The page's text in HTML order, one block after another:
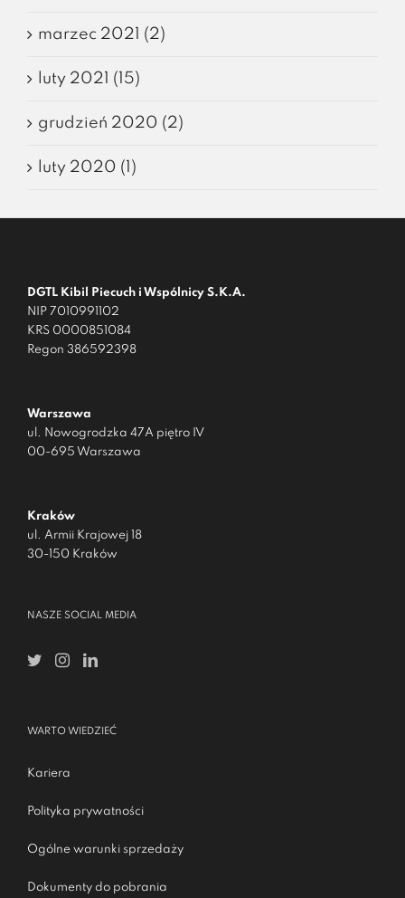
marzec 2021 (2)
luty 2021 (15)
grudzień 2020 (2)
luty 2020 (1)
DGTL Kibil Piecuch i Wspólnicy S.K.A.
NIP 7010991102
KRS 0000851084
Regon 386592398
Warszawa
ul. Nowogrodzka 47A piętro IV
00-695 Warszawa
Kraków
ul. Armii Krajowej 18
30-150 Kraków
NASZE SOCIAL MEDIA
WARTO WIEDZIEĆ
Kariera
Polityka prywatności
Ogólne warunki sprzedaży
Dokumenty do pobrania